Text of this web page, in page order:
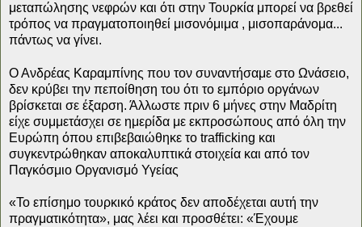
μεταπώλησης νεφρών και ότι στην Τουρκία μπορεί να βρεθεί
τρόπος να πραγματοποιηθεί μισονόμιμα , μισοπαράνομα...
πάντως να γίνει.
Ο Ανδρέας Καραμπίνης που τον συναντήσαμε στο Ωνάσειο,
δεν κρύβει την πεποίθηση του ότι το εμπόριο οργάνων
βρίσκεται σε έξαρση. Άλλωστε πριν 6 μήνες στην Μαδρίτη
είχε συμμετάσχει σε ημερίδα με εκπροσώπους από όλη την
Ευρώπη όπου επιβεβαιώθηκε το trafficking και
συγκεντρώθηκαν αποκαλυπτικά στοιχεία και από τον
Παγκόσμιο Οργανισμό Υγείας
«Το επίσημο τουρκικό κράτος δεν αποδέχεται αυτή την
πραγματικότητα», μας λέει και προσθέτει: «Έχουμε